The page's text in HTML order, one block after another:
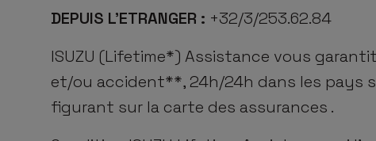
DEPUIS L’ETRANGER : +32/3/253.62.84
ISUZU (Lifetime*) Assistance vous
et/ou accident**, 24h/24h dans les pays
figurant sur la carte des assurances .